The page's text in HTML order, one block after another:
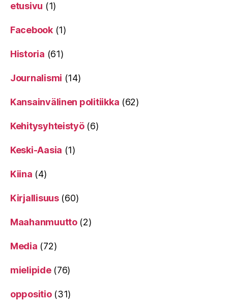
etusivu (1)
Facebook(1)
Historia (61)
Journalismi (14)
Kansainvälinen politiikka (62)
Kehitysyhteistyö(6)
Keski-Aasia (1)
Kiina (4)
Kirjallisuus(60)
Maahanmuutto(2)
Media (72)
mielipide(76)
oppositio(31)